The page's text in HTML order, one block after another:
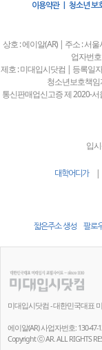
이용약관 | 청소년 보
상호 : 에이알(AR) | 주소 : 서
업자번
제호 : 미대입시닷컴 | 등록일
청소년보호책임
통신판매업신고증 제 2020-
입
대학어디가|
짧은주소 생성 팔로
미대입시닷컴 - 대한민국대표
에이알(AR) 사업자번호: 130-47-
Copyright ⓒ AR. ALL RIGHTS